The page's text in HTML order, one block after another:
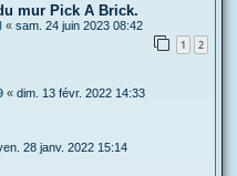
mur Pick A Brick.
« sam. 24 juin 2023 08:42
1 2
« dim. 13 févr. 2022 14:33
28 janv. 2022 15:14